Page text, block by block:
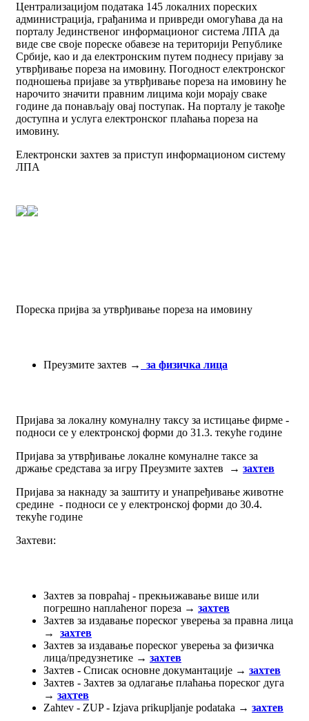
Централизацијом података 145 локалних пореских
администрација, грађанима и привреди омогућава да на
порталу Јединственог информационог система ЛПА да
виде све своје пореске обавезе на територији Републике
Србије, као и да електронским путем поднесу пријаву за
утврђивање пореза на имовину. Погодност електронског
подношења пријаве за утврђивање пореза на имовину ће
нарочито значити правним лицима који морају сваке
године да понављају овај поступак. На порталу је такође
доступна и услуга електронског плаћања пореза на
имовину.
Електронски захтев за приступ информационом систему
ЛПА
Пореска пријва за утврђивање пореза на имовину
Преузмите захтев → за физичка лица
Пријава за локалну комуналну таксу за истицање фирме -
подноси се у електронској форми до 31.3. текуће године
Пријава за утврђивање локалне комуналне таксе за
држање средстава за игру Преузмите захтев → захтев
Пријава за накнаду за заштиту и унапређивање животне
средине - подноси се у електронској форми до 30.4.
текуће године
Захтеви:
Захтев за повраћај - прекњижавање више или
погрешно наплаћеног пореза → захтев
Захтев за издавање пореског уверења за правна лица
→ захтев
Захтев за издавање пореског уверења за физичка
лица/предузнетике → захтев
Захтев - Списак основне докумантације → захтев
Захтев - Захтев за одлагање плаћања пореског дуга
→ захтев
Zahtev - ZUP - Izjava prikupljanje podataka → захтев